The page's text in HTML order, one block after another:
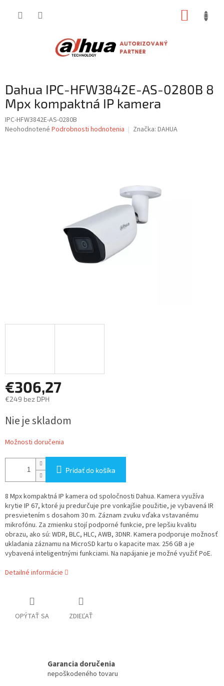
Dahua IPC-HFW3842E-AS-0280B 8
Mpx kompaktná IP kamera
IPC-HFW3842E-AS-0280B
Priemerné
Neohodnotené Podrobnosti hodnotenia Značka: DAHUA
€306,27
€249 bez DPH
cena:
Nie je skladom
Možnosti doručenia
Pridať do košíka
8 Mpx kompaktná IP kamera od spoločnosti Dahua. Kamera využíva
krytie IP 67, ktoré ju predurčuje pre vonkajšie použitie, je vybavená IR
presvietením s dosahom 30 m. Záznam zvuku vďaka vstavanému
mikrofónu. Za zmienku stojí podporné funkcie, pre lepšiu kvalitu
obrazu, ako sú: WDR, BLC, HLC, AWB, 3DNR. Kamera podporuje možnosť
ukladania záznamu na MicroSD kartu o kapacite max. 256 GB a je
vybavená inteligentnými funkciami. Na napájanie je možné využiť PoE.
Detailné informácie
OPÝTAŤ SA ZDIEĽAŤ
Garancia doručenia
nepoškodeného tovaru